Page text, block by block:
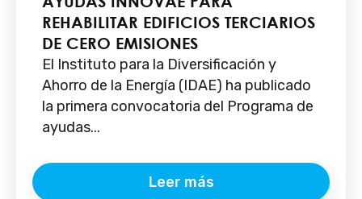
REHABILITAR EDIFICIOS TERCIARIOS
DE CERO EMISIONES
El Instituto para la Diversificación y
Ahorro de la Energía (IDAE) ha publicado
la primera convocatoria del Programa de
ayudas...
Leer más